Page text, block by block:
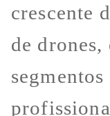
crescente
de drones,